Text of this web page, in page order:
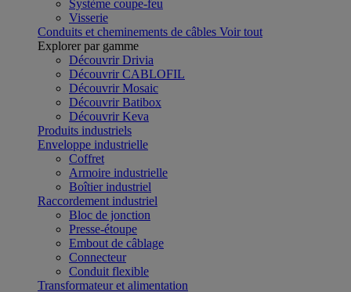
Système coupe-feu
Visserie
Conduits et cheminements de câbles Voir tout
Explorer par gamme
Découvrir Drivia
Découvrir CABLOFIL
Découvrir Mosaic
Découvrir Batibox
Découvrir Keva
Produits industriels
Enveloppe industrielle
Coffret
Armoire industrielle
Boîtier industriel
Raccordement industriel
Bloc de jonction
Presse-étoupe
Embout de câblage
Connecteur
Conduit flexible
Transformateur et alimentation